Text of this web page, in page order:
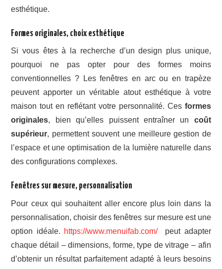
esthétique.
Formes originales, choix esthétique
Si vous êtes à la recherche d’un design plus unique,
pourquoi ne pas opter pour des formes moins
conventionnelles ? Les fenêtres en arc ou en trapèze
peuvent apporter un véritable atout esthétique à votre
maison tout en reflétant votre personnalité. Ces formes
originales, bien qu’elles puissent entraîner un coût
supérieur, permettent souvent une meilleure gestion de
l’espace et une optimisation de la lumière naturelle dans
des configurations complexes.
Fenêtres sur mesure, personnalisation
Pour ceux qui souhaitent aller encore plus loin dans la
personnalisation, choisir des fenêtres sur mesure est une
option idéale. https://www.menuifab.com/peut adapter
chaque détail – dimensions, forme, type de vitrage – afin
d’obtenir un résultat parfaitement adapté à leurs besoins